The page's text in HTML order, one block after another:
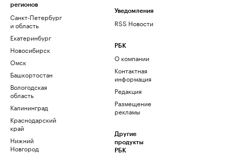
регионов
Санкт-Петербург
и область
Екатеринбург
Новосибирск
Омск
Башкортостан
Вологодская
область
Калининград
Краснодарский
край
Нижний
Новгород
Уведомления
RSS Новости
РБК
О компании
Контактная
информация
Редакция
Размещение
рекламы
Другие
продукты
РБК